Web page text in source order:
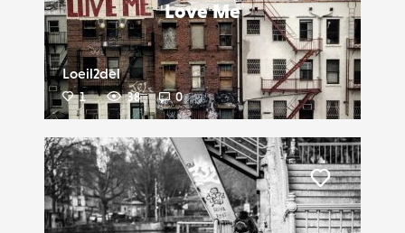
Love Me
Loeil2del
1 38 0
Liker